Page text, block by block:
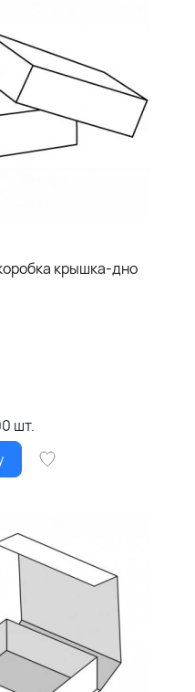
крышка-дно
шт.